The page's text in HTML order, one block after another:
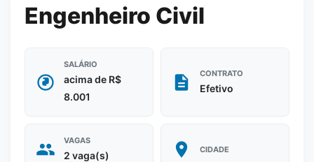
Engenheiro Civil
SALÁRIO
acima de R$
8.001
CONTRATO
Efetivo
VAGAS
2 vaga(s)
CIDADE